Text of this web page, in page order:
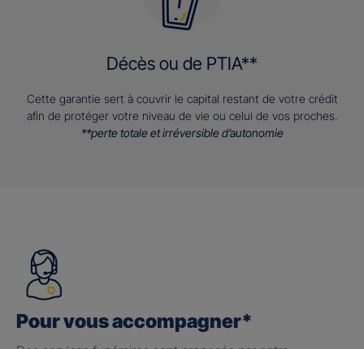
Décès ou de PTIA**
Cette garantie sert à couvrir le capital restant de votre crédit
afin de protéger votre niveau de vie ou celui de vos proches.
**perte totale et irréversible d’autonomie
Pour vous accompagner*